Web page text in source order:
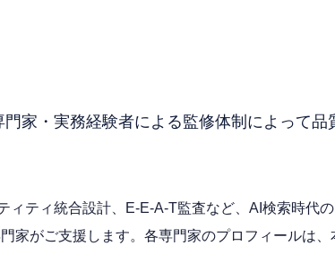
家・実務経験者による監修体制によって品
ィティ統合設計、E-E-A-T監査など、AI検索時代
家がご支援します。各専門家のプロフィールは